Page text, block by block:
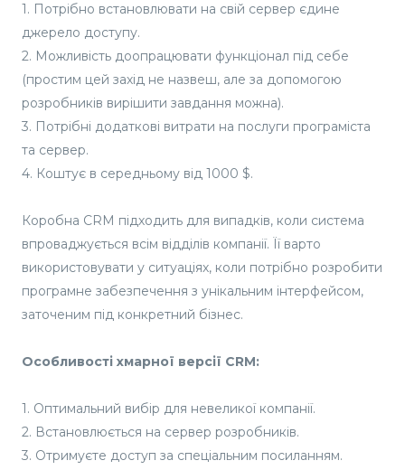
1. Потрібно встановлювати на свій сервер єдине
джерело доступу.
2. Можливість доопрацювати функціонал під себе
(простим цей захід не назвеш, але за допомогою
розробників вирішити завдання можна).
3. Потрібні додаткові витрати на послуги програміста
та сервер.
4. Коштує в середньому від 1000 $.
Коробна CRM підходить для випадків, коли система
впроваджується всім відділів компанії. Її варто
використовувати у ситуаціях, коли потрібно розробити
програмне забезпечення з унікальним інтерфейсом,
заточеним під конкретний бізнес.
Особливості хмарної версії CRM:
1. Оптимальний вибір для невеликої компанії.
2. Встановлюється на сервер розробників.
3. Отримуєте доступ за спеціальним посиланням.